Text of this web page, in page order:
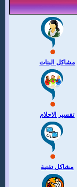
مشاكل البنات
تفسير الاحلام
مشاكل تقنية